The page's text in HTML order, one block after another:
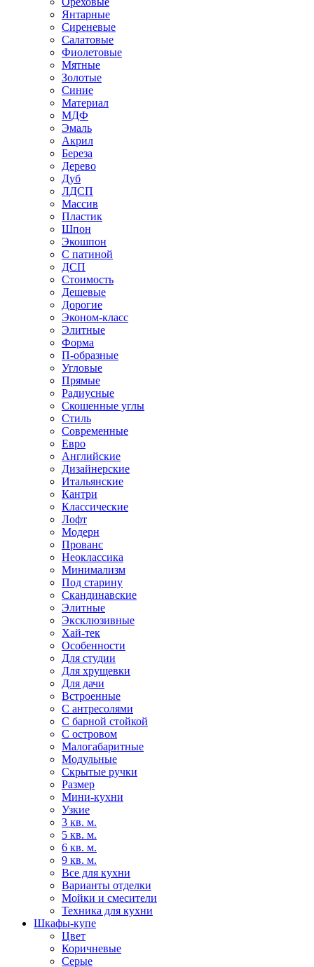
Янтарные
Сиреневые
Салатовые
Фиолетовые
Мятные
Золотые
Синие
Материал
МДФ
Эмаль
Акрил
Береза
Дерево
Дуб
ЛДСП
Массив
Пластик
Шпон
Экошпон
С патиной
ДСП
Стоимость
Дешевые
Дорогие
Эконом-класс
Элитные
Форма
П-образные
Угловые
Прямые
Радиусные
Скошенные углы
Стиль
Современные
Евро
Английские
Дизайнерские
Итальянские
Кантри
Классические
Лофт
Модерн
Прованс
Неоклассика
Минимализм
Под старину
Скандинавские
Элитные
Эксклюзивные
Хай-тек
Особенности
Для студии
Для хрущевки
Для дачи
Встроенные
С антресолями
С барной стойкой
С островом
Малогабаритные
Модульные
Скрытые ручки
Размер
Мини-кухни
Узкие
3 кв. м.
5 кв. м.
6 кв. м.
9 кв. м.
Все для кухни
Варианты отделки
Мойки и смесители
Техника для кухни
Шкафы-купе
Цвет
Коричневые
Серые